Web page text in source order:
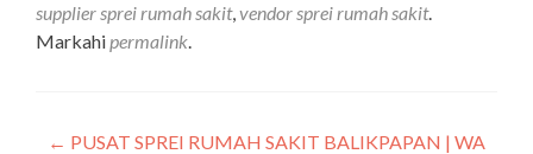
supplier sprei rumah sakit,vendor sprei rumah sakit.
Markahipermalink.
← PUSAT SPREI RUMAH SAKIT BALIKPAPAN | WA